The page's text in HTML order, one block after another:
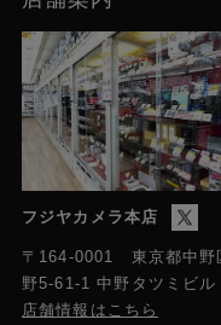
フジヤカメラ本店
〒164-0001 東京都中野
野5-61-1 中野タツミビル
店舗情報はこちら